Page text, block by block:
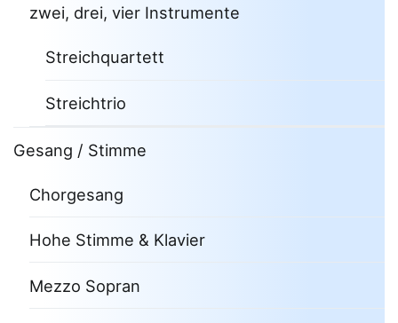
zwei, drei, vier Instrumente
Streichquartett
Streichtrio
Gesang / Stimme
Chorgesang
Hohe Stimme & Klavier
Mezzo Sopran